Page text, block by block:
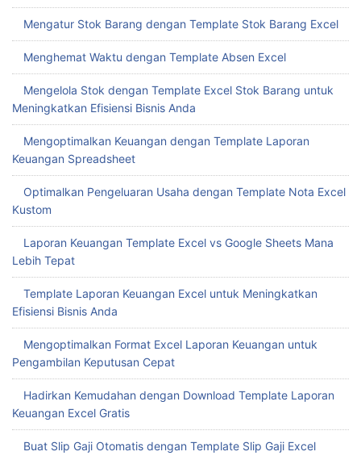
Mengatur Stok Barang dengan Template Stok Barang Excel
Menghemat Waktu dengan Template Absen Excel
Mengelola Stok dengan Template Excel Stok Barang untuk
Meningkatkan Efisiensi Bisnis Anda
Mengoptimalkan Keuangan dengan Template Laporan
Keuangan Spreadsheet
Optimalkan Pengeluaran Usaha dengan Template Nota Excel
Kustom
Laporan Keuangan Template Excel vs Google Sheets Mana
Lebih Tepat
Template Laporan Keuangan Excel untuk Meningkatkan
Efisiensi Bisnis Anda
Mengoptimalkan Format Excel Laporan Keuangan untuk
Pengambilan Keputusan Cepat
Hadirkan Kemudahan dengan Download Template Laporan
Keuangan Excel Gratis
Buat Slip Gaji Otomatis dengan Template Slip Gaji Excel